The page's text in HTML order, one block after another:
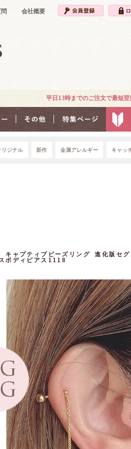
会社概要
平日13時までのご注文で最短翌
リジナル 新作 金属アレルギー キャッ
ャプティブビーズリング 進化版セグ
ボディピアス1118